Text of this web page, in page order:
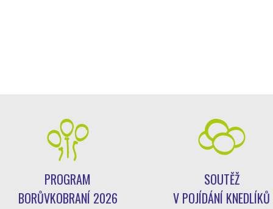
PROGRAM
BORŮVKOBRANÍ 2026
SOUTĚŽ
V POJÍDÁNÍ KNEDLÍKŮ